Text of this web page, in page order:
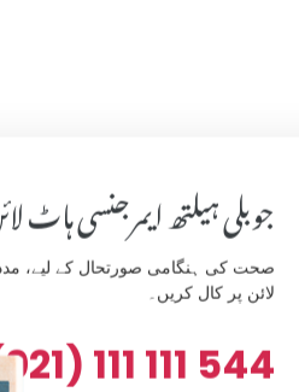
جوبلی ہیلتھ ایمرجنسی ہاٹ
صحت کی ہنگامی صورتحال کے لیے،
لائن پر کال کریں۔
111 111 544